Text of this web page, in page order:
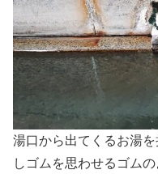
湯口から出てくるお湯
しゴムを思わせるゴム